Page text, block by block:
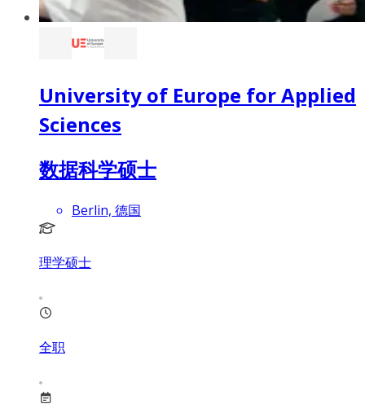
University of Europe for Applied
Sciences
数据科学硕士
Berlin, 德国
理学硕士
全职